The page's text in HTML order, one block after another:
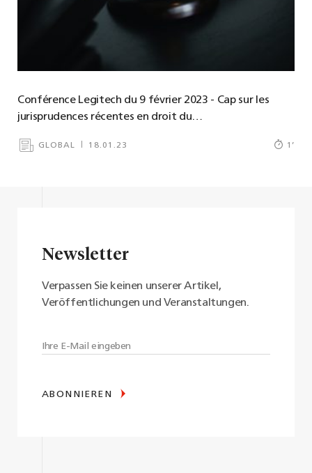
Conférence Legitech du 9 février 2023 - Cap sur les
jurisprudences récentes en droit du…
GLOBAL 18.01.23 1’
Newsletter
Verpassen Sie keinen unserer Artikel,
Veröffentlichungen und Veranstaltungen.
ABONNIEREN